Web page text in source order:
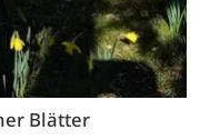
Blätter